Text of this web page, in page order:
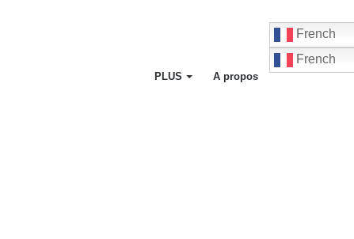
PLUS A propos
French
French